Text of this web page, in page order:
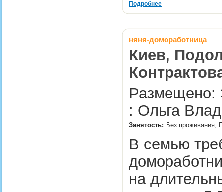
Подробнее
няня-домоработница
Киев,
Размещено:
: Ольга
Занятость: Без проживания,
В семью
на